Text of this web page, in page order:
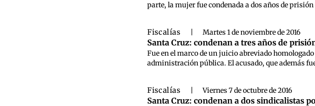
parte, la mujer fue condenada a dos años de
Fiscalías Martes 1 de noviembre de 2016
Santa Cruz: condenan a tres años de
Fue en el marco de un juicio abreviado
administración pública. El acusado, que además
Fiscalías Viernes 7 de octubre de 2016
Santa Cruz: condenan a dos sindicalistas